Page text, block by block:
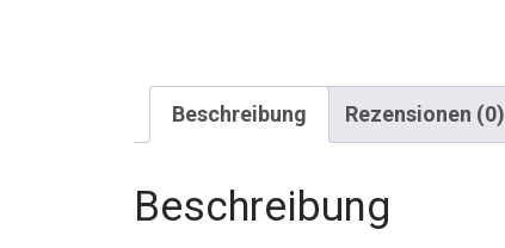
Beschreibung Rezensionen (0)
Beschreibung